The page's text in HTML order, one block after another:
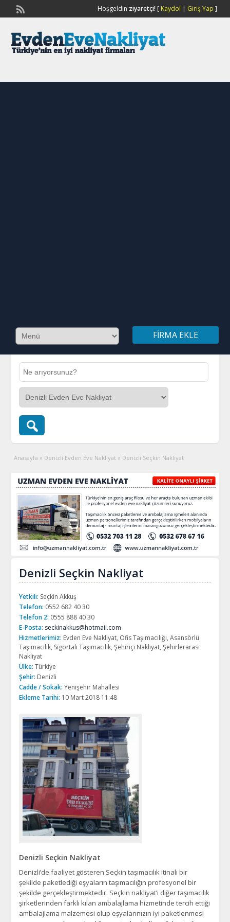
Hoşgeldin ziyaretçi![ Kaydol | Giriş Yap ]
FIRMA EKLE
Anasayfa » Denizli Evden Eve Nakliyat » Denizli Seçkin Nakliyat
Denizli Seçkin Nakliyat
Yetkili: Seçkin Akkuş
Telefon: 0552 682 40 30
Telefon 2: 0555 888 40 30
E-Posta: seckinakkus@hotmail.com
Hizmetlerimiz: Evden Eve Nakliyat, Ofis Taşımacılığı, Asansörlü
Taşımacılık, Sigortalı Taşımacılık, Şehiriçi Nakliyat, Şehirlerarası
Nakliyat
Ülke: Türkiye
Şehir: Denizli
Cadde / Sokak: Yenişehir Mahallesi
Ekleme Tarihi: 10 Mart 2018 11:48
Denizli Seçkin Nakliyat
Denizli’de faaliyet gösteren Seçkin taşımacılık itinalı bir
şekilde paketlediği eşyaların taşımacılığın profesyonel bir
şekilde gerçekleştirmektedir. Seçkin nakliyat’ı diğer taşımacılık
şirketlerinden farklı kılan ambalajlama hizmetinde tercih ettiği
ambalajlama malzemesi olup eşyalarınızın iyi paketlenmesi